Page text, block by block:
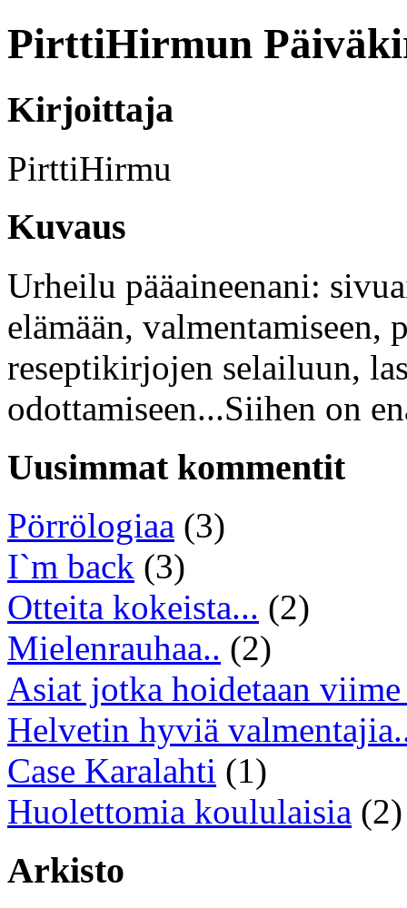
PirttiHirmun
Kirjoittaja
PirttiHirmu
Kuvaus
Urheilu pääaineenani:
elämään,
reseptikirjojen selailuun,
odottamiseen...Siihen on
Uusimmat kommentit
Pörrölogiaa (3)
I`m back (3)
Otteita kokeista... (2)
Mielenrauhaa.. (2)
Asiat jotka hoidetaan viime
Helvetin hyviä
Case Karalahti (1)
Huolettomia koululaisia (2)
Arkisto